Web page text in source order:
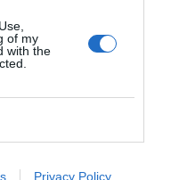
of my
with the
Privacy Policy